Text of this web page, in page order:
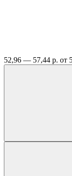
52,96 — 57,44 р. от